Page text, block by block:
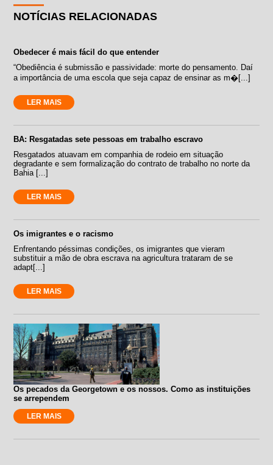
NOTÍCIAS RELACIONADAS
Obedecer é mais fácil do que entender
“Obediência é submissão e passividade: morte do pensamento. Daí
a importância de uma escola que seja capaz de ensinar as m�[...]
LER MAIS
BA: Resgatadas sete pessoas em trabalho escravo
Resgatados atuavam em companhia de rodeio em situação
degradante e sem formalização do contrato de trabalho no norte da
Bahia [...]
LER MAIS
Os imigrantes e o racismo
Enfrentando péssimas condições, os imigrantes que vieram
substituir a mão de obra escrava na agricultura trataram de se
adapt[...]
LER MAIS
Os pecados da Georgetown e os nossos. Como as instituições
se arrependem
LER MAIS